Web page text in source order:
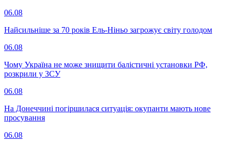
06.08
Найсильніше за 70 років Ель-Ніньо загрожує світу голодом
06.08
Чому Україна не може знищити балістичні установки РФ,
розкрили у ЗСУ
06.08
На Донеччині погіршилася ситуація: окупанти мають нове
просування
06.08